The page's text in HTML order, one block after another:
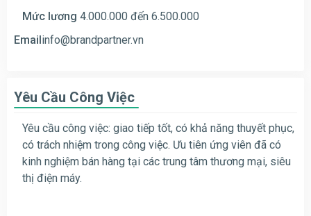
Mức lương 4.000.000 đến 6.500.000
Emailinfo@brandpartner.vn
Yêu Cầu Công Việc
Yêu cầu công việc: giao tiếp tốt, có khả năng thuyết phục,
có trách nhiệm trong công việc. Ưu tiên ứng viên đã có
kinh nghiệm bán hàng tại các trung tâm thương mại, siêu
thị điện máy.